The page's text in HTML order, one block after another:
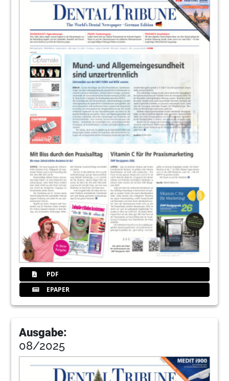
today: Zahnarzt – einer der
lärmgefährdetsten Berufe
Redaktion
26News
Redaktion
News: „Modern, praxisnah und
evidenzbasiert“
Dr. Georg Bach, Freiburg im Breisgau
Maßnahmen für RKI-konforme und
rechtssichere Wasserhygiene
Redaktion
Continuing Education
Redaktion
Service
Redaktion
31Selbstklebebeutel als kosteneffektivere
Alternative
Redaktion
Grenzen
PDF
EPAPER
Ausgabe:
08/2025